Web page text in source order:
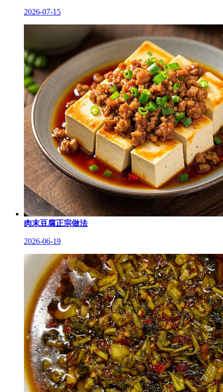
2026-07-15
肉末豆腐正宗做法
2026-06-19